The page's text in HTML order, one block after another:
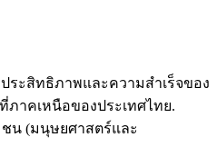
ระสิทธิภาพและความสําเร็จของ
าคเหนือของประเทศไทย.
น (มนุษยศาสตร์และ